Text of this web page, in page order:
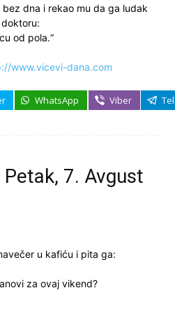
dna i rekao mu da ga ludak
od pola.“
www.vicevi-dana.com
WhatsApp Viber
7. Avgust
u kafiću i pita ga:
za ovaj vikend?